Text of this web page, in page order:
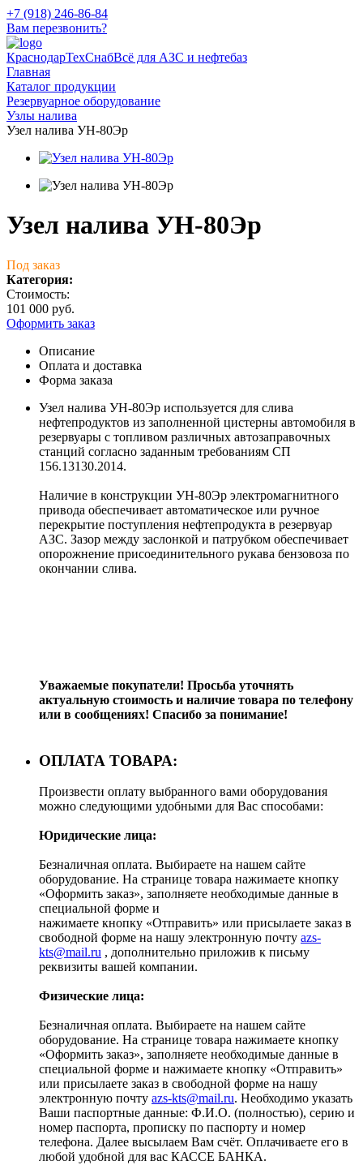
+7 (918) 246-86-84
Вам перезвонить?
КраснодарТехСнабВсё для АЗС и нефтебаз
Главная
Каталог продукции
Резервуарное оборудование
Узлы налива
Узел налива УН-80Эр
Узел налива УН-80Эр
Под заказ
Категория:
Стоимость:
101 000 руб.
Оформить заказ
Описание
Оплата и доставка
Форма заказа
Узел налива УН-80Эр используется для слива
нефтепродуктов из заполненной цистерны автомобиля в
резервуары с топливом различных автозаправочных
станций согласно заданным требованиям СП
156.13130.2014.
Наличие в конструкции УН-80Эр электромагнитного
привода обеспечивает автоматическое или ручное
перекрытие поступления нефтепродукта в резервуар
АЗС. Зазор между заслонкой и патрубком обеспечивает
опорожнение присоединительного рукава бензовоза по
окончании слива.
Уважаемые покупатели! Просьба уточнять
актуальную стоимость и наличие товара по телефону
или в сообщениях! Спасибо за понимание!
ОПЛАТА ТОВАРА:
Произвести оплату выбранного вами оборудования
можно следующими удобными для Вас способами:
Юридические лица:
Безналичная оплата. Выбираете на нашем сайте
оборудование. На странице товара нажимаете кнопку
«Оформить заказ», заполняете необходимые данные в
специальной форме и
нажимаете кнопку «Отправить» или присылаете заказ в
свободной форме на нашу электронную почту azs-
kts@mail.ru , дополнительно приложив к письму
реквизиты вашей компании.
Физические лица:
Безналичная оплата. Выбираете на нашем сайте
оборудование. На странице товара нажимаете кнопку
«Оформить заказ», заполняете необходимые данные в
специальной форме и нажимаете кнопку «Отправить»
или присылаете заказ в свободной форме на нашу
электронную почту azs-kts@mail.ru. Необходимо указать
Ваши паспортные данные: Ф.И.О. (полностью), серию и
номер паспорта, прописку по паспорту и номер
телефона. Далее высылаем Вам счёт. Оплачиваете его в
любой удобной для вас КАССЕ БАНКА.